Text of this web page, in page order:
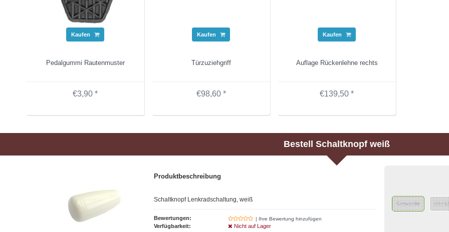
Kaufen
Pedalgummi Rautenmuster
€3,90 *
Kaufen
Türzuziehgriff
€98,60 *
Kaufen
Auflage Rückenlehne rechts
€139,50 *
Bestell Schaltknopf weiß
Produktbeschreibung
Schaltknopf Lenkradschaltung, weiß
Bewertungen: | Ihre Bewertung hinzufügen
Verfügbarkeit: Nicht auf Lager
Gewinde